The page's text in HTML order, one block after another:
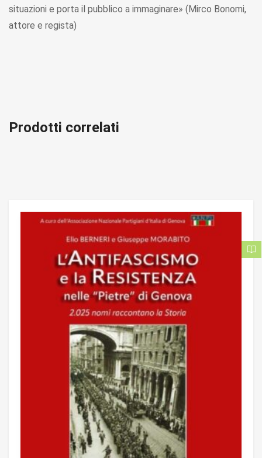
situazioni e porta il pubblico a immaginare» (Mirco Bonomi,
attore e regista)
Prodotti correlati